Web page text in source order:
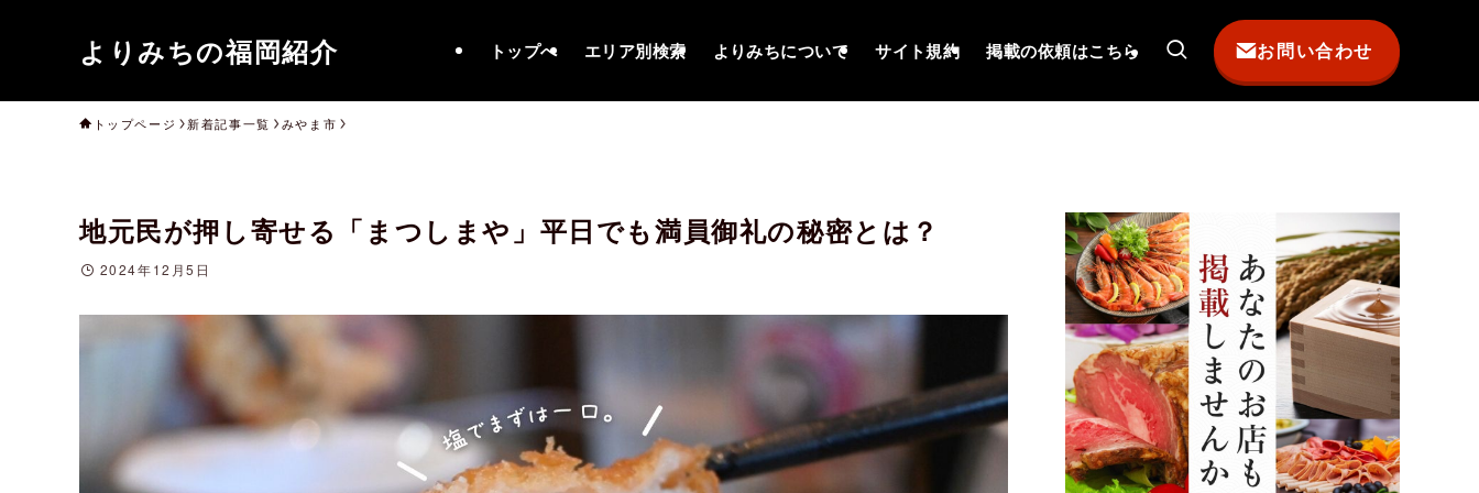
よりみちの福岡紹介 トップへ エリア別検索 よりみちについて サイト規約 掲載の依頼はこちら お問い合わせ
トップページ 新着記事一覧 みやま市
地元民が押し寄せる「まつしまや」平日でも満員御礼の秘密とは？
2024年12月5日